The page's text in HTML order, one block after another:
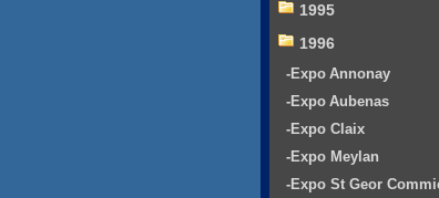
1995
1996
-Expo Annonay
-Expo Aubenas
-Expo Claix
-Expo Meylan
-Expo St Geor